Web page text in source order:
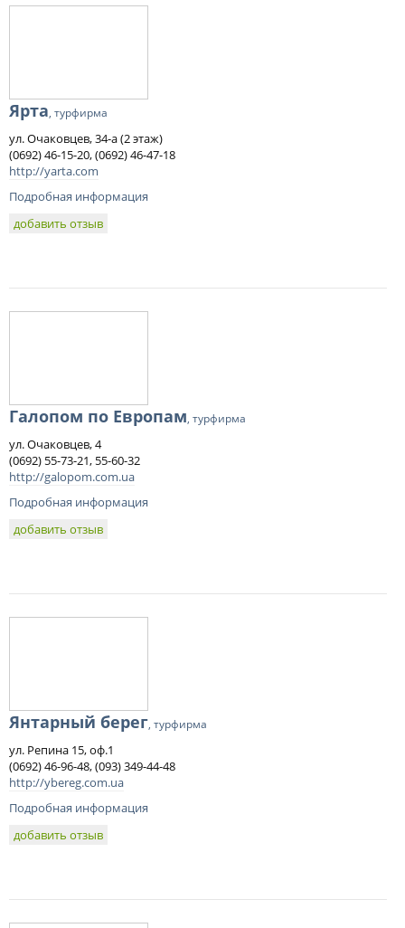
Ярта, турфирма
ул. Очаковцев, 34-а (2 этаж)
(0692) 46-15-20, (0692) 46-47-18
http://yarta.com
Подробная информация
добавить отзыв
Галопом по Европам, турфирма
ул. Очаковцев, 4
(0692) 55-73-21, 55-60-32
http://galopom.com.ua
Подробная информация
добавить отзыв
Янтарный берег, турфирма
ул. Репина 15, оф.1
(0692) 46-96-48, (093) 349-44-48
http://ybereg.com.ua
Подробная информация
добавить отзыв